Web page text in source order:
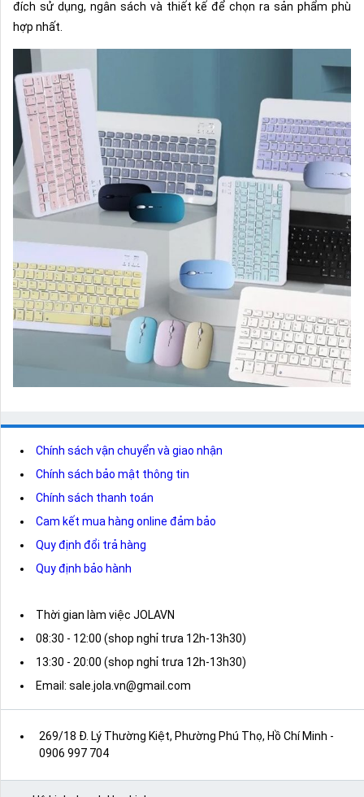
đích sử dụng, ngân sách và thiết kế để chọn ra sản phẩm phù
hợp nhất.
Chính sách vận chuyển và giao nhận
Chính sách bảo mật thông tin
Chính sách thanh toán
Cam kết mua hàng online đảm bảo
Quy định đổi trả hàng
Quy định bảo hành
Thời gian làm việc JOLAVN
08:30 - 12:00 (shop nghỉ trưa 12h-13h30)
13:30 - 20:00 (shop nghỉ trưa 12h-13h30)
Email: sale.jola.vn@gmail.com
269/18 Đ. Lý Thường Kiệt, Phường Phú Thọ, Hồ Chí Minh -
0906 997 704